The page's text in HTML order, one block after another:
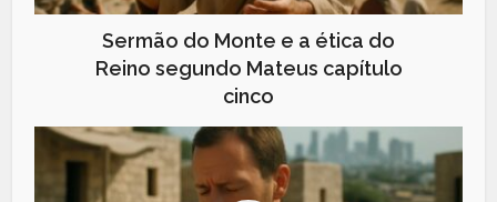
Sermão do Monte e a ética do
Reino segundo Mateus capítulo
cinco